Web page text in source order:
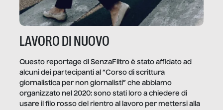
LAVORO DI NUOVO
Questo reportage di SenzaFiltro è stato affidato ad
alcuni dei partecipanti al “Corso di scrittura
giornalistica per non giornalisti” che abbiamo
organizzato nel 2020: sono stati loro a chiedere di
usare il filo rosso del rientro al lavoro per mettersi alla